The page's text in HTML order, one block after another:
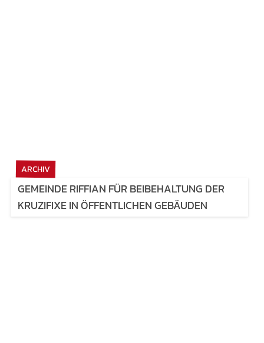
ARCHIV
GEMEINDE RIFFIAN FÜR BEIBEHALTUNG DER
KRUZIFIXE IN ÖFFENTLICHEN GEBÄUDEN